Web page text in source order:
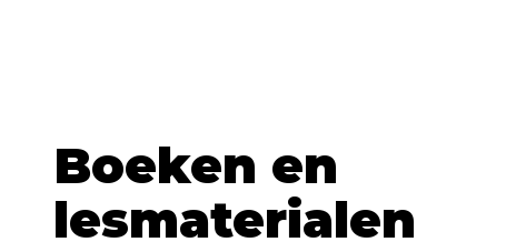
Boeken en
lesmaterialen